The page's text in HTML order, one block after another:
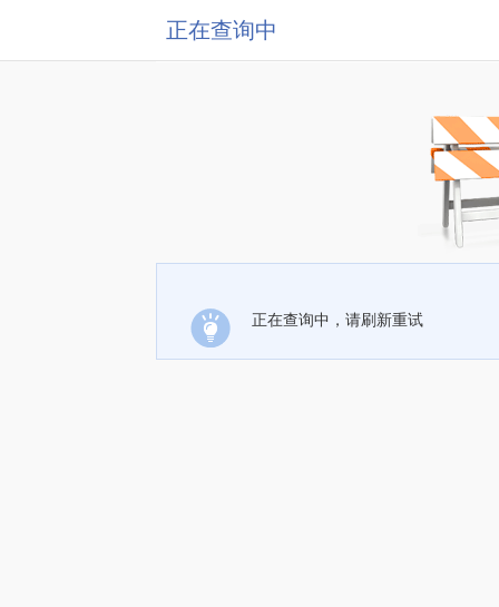
正在查询中
正在查询中，请刷新重试